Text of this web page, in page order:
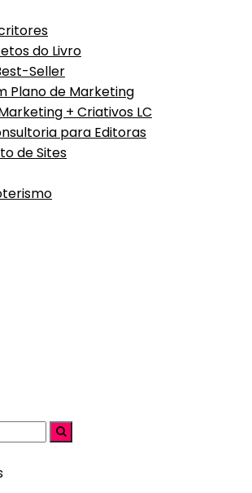
do Livro
Seller
Plano de Marketing
+ Criativos LC
para Editoras
de Sites